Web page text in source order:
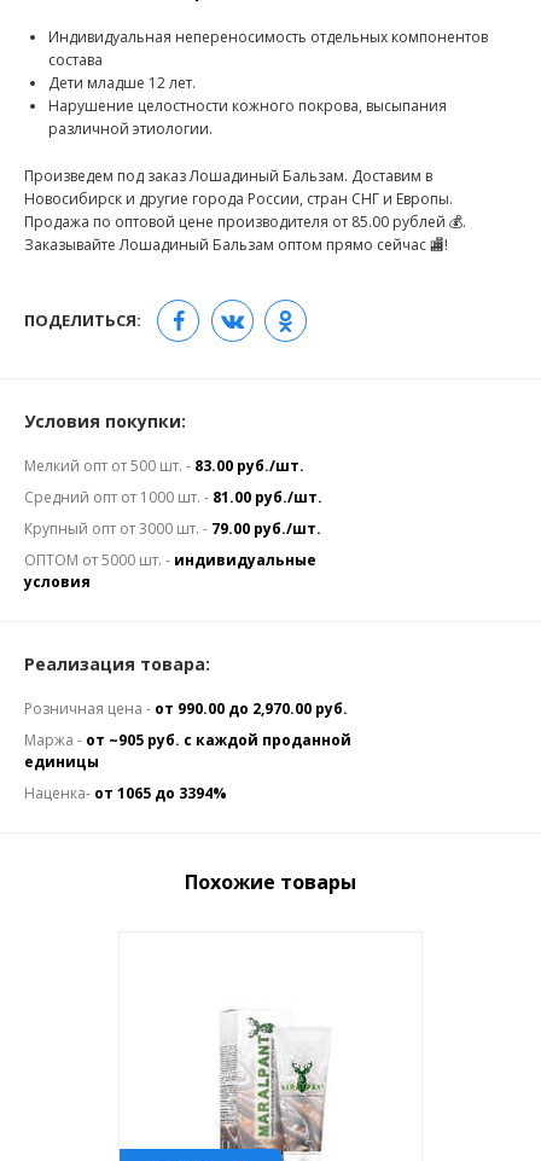
Индивидуальная непереносимость отдельных компонентов
состава
Дети младше 12 лет.
Нарушение целостности кожного покрова, высыпания
различной этиологии.
Произведем под заказ Лошадиный Бальзам. Доставим в
Новосибирск и другие города России, стран СНГ и Европы.
Продажа по оптовой цене производителя от 85.00 рублей 💰.
Заказывайте Лошадиный Бальзам оптом прямо сейчас 🏬!
ПОДЕЛИТЬСЯ:
Условия покупки:
Мелкий опт от 500 шт. - 83.00 руб./шт.
Средний опт от 1000 шт. - 81.00 руб./шт.
Крупный опт от 3000 шт. - 79.00 руб./шт.
ОПТОМ от 5000 шт. - индивидуальные
условия
Реализация товара:
Розничная цена - от 990.00 до 2,970.00 руб.
Маржа - от ~905 руб. с каждой проданной
единицы
Наценка- от 1065 до 3394%
Похожие товары